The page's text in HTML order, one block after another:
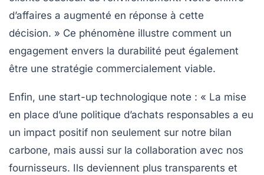
d’affaires a augmenté en réponse à cette
décision. » Ce phénomène illustre comment un
engagement envers la durabilité peut également
être une stratégie commercialement viable.
Enfin, une start-up technologique note : « La mise
en place d’une politique d’achats responsables a eu
un impact positif non seulement sur notre bilan
carbone, mais aussi sur la collaboration avec nos
fournisseurs. Ils deviennent plus transparents et